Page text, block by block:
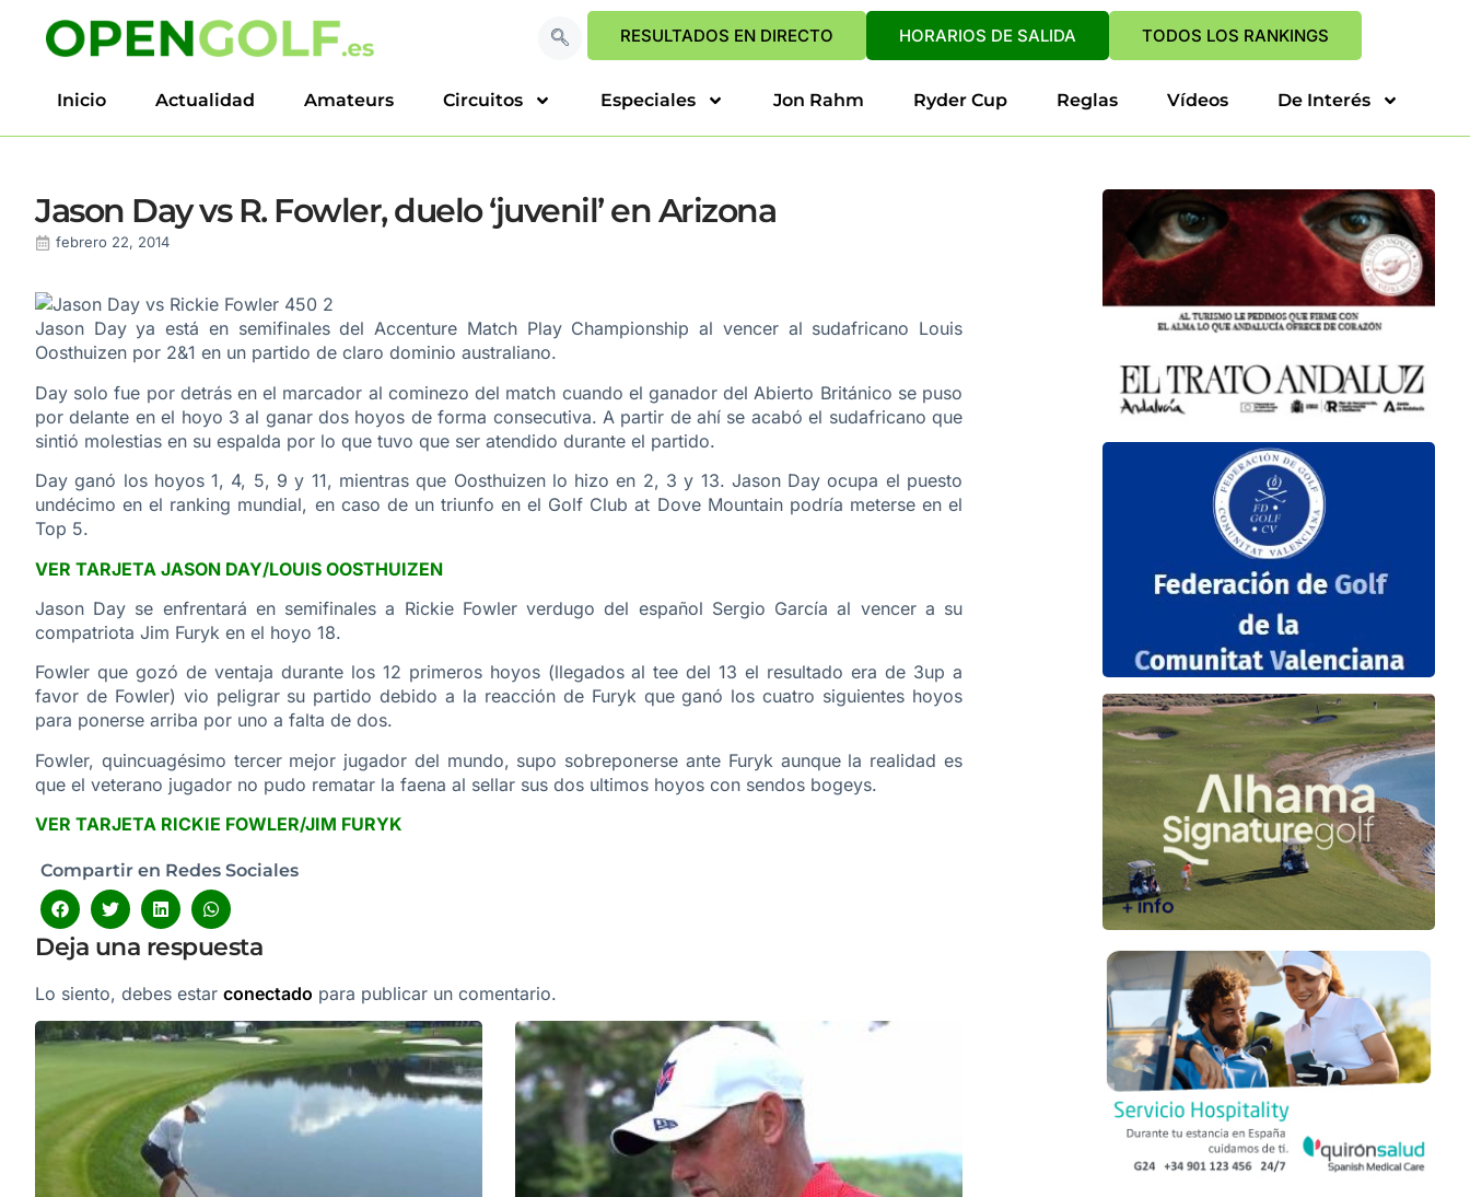
RESULTADOS EN DIRECTO HORARIOS DE SALIDA TODOS LOS RANKINGS
Inicio Actualidad Amateurs Circuitos Especiales Jon Rahm Ryder Cup Reglas Vídeos De Interés
Jason Day vs R. Fowler, duelo ‘juvenil’ en Arizona
febrero 22, 2014
Jason Day ya está en semifinales del Accenture Match Play Championship al vencer al sudafricano Louis
Oosthuizen por 2&1 en un partido de claro dominio australiano.
Day solo fue por detrás en el marcador al cominezo del match cuando el ganador del Abierto Británico se puso
por delante en el hoyo 3 al ganar dos hoyos de forma consecutiva. A partir de ahí se acabó el sudafricano que
sintió molestias en su espalda por lo que tuvo que ser atendido durante el partido.
Day ganó los hoyos 1, 4, 5, 9 y 11, mientras que Oosthuizen lo hizo en 2, 3 y 13. Jason Day ocupa el puesto
undécimo en el ranking mundial, en caso de un triunfo en el Golf Club at Dove Mountain podría meterse en el
Top 5.
VER TARJETA JASON DAY/LOUIS OOSTHUIZEN
Jason Day se enfrentará en semifinales a Rickie Fowler verdugo del español Sergio García al vencer a su
compatriota Jim Furyk en el hoyo 18.
Fowler que gozó de ventaja durante los 12 primeros hoyos (llegados al tee del 13 el resultado era de 3up a
favor de Fowler) vio peligrar su partido debido a la reacción de Furyk que ganó los cuatro siguientes hoyos
para ponerse arriba por uno a falta de dos.
Fowler, quincuagésimo tercer mejor jugador del mundo, supo sobreponerse ante Furyk aunque la realidad es
que el veterano jugador no pudo rematar la faena al sellar sus dos ultimos hoyos con sendos bogeys.
VER TARJETA RICKIE FOWLER/JIM FURYK
Compartir en Redes Sociales
Deja una respuesta
Lo siento, debes estar conectado para publicar un comentario.